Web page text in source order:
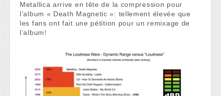
Metallica arrive en tête de la compression pour
l’album « Death Magnetic »: tellement élevée que
les fans ont fait une pétition pour un remixage de
l’album!